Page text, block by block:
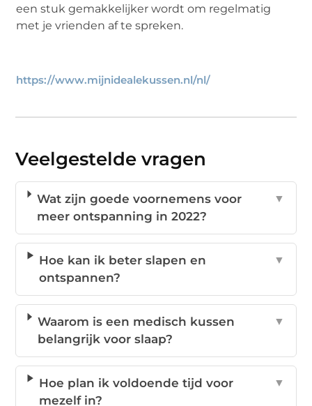
een stuk gemakkelijker wordt om regelmatig
met je vrienden af te spreken.
https://www.mijnidealekussen.nl/nl/
Veelgestelde vragen
Wat zijn goede voornemens voor
meer ontspanning in 2022?
▼
Hoe kan ik beter slapen en
ontspannen?
▼
Waarom is een medisch kussen
belangrijk voor slaap?
▼
Hoe plan ik voldoende tijd voor
mezelf in?
▼